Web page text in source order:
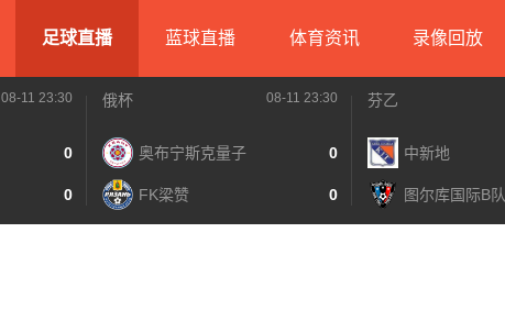
足球直播 蓝球直播 体育资讯 录像回放
08-11 23:30
0
0
俄杯 08-11 23:30
奥布宁斯克量子 0
FK梁赞 0
芬乙
中新地
图尔库国际B队